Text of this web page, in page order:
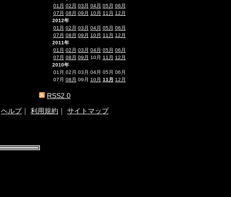
01月 02月 03月 04月 05月 06月
07月 08月 09月 10月 11月 12月
2012年
01月 02月 03月 04月 05月 06月
07月 08月 09月 10月 11月 12月
2011年
01月 02月 03月 04月 05月 06月
07月 08月 09月 10月 11月 12月
2010年
01月 02月 03月 04月 05月 06月
07月 08月 09月 10月 11月 12月
RSS2.0
ヘルプ｜ 利用規約 ｜ サイトマップ